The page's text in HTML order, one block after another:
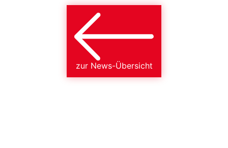
zur News-Übersicht